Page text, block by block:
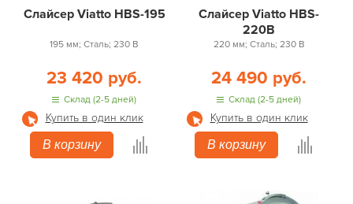
Слайсер Viatto HBS-195
195 мм; Сталь; 230 В
23 420 руб.
Склад (2-5 дней)
Купить в один клик
В корзину
Слайсер Viatto HBS-
220B
220 мм; Сталь; 230 В
24 490 руб.
Склад (2-5 дней)
Купить в один клик
В корзину